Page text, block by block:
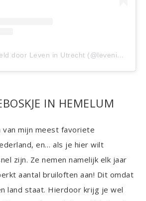
Een bericht gedeeld door Leven in Utrecht (@leveninutrecht)
IN HEMELUM
van mijn meest favoriete
en… als je hier wilt
zijn. Ze nemen namelijk elk jaar
aantal bruiloften aan! Dit omdat
land staat. Hierdoor krijg je wel